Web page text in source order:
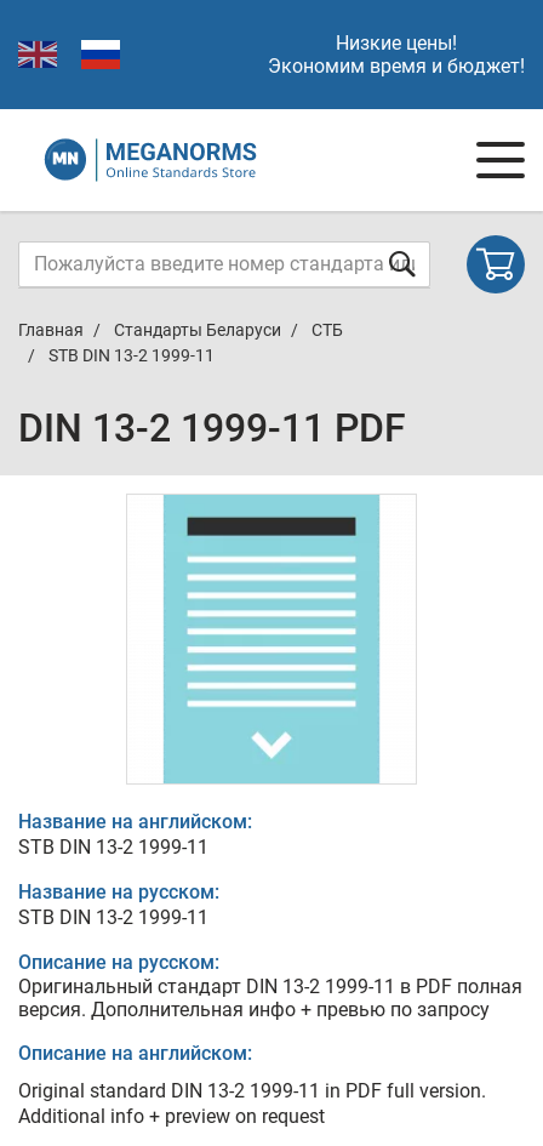
Низкие цены!
Экономим время и бюджет!
Главная Стандарты Беларуси
СТБ
STB DIN 13-2 1999-11
DIN 13-2 1999-11 PDF
Название на английском:
STB DIN 13-2 1999-11
Название на русском:
STB DIN 13-2 1999-11
Описание на русском:
Оригинальный стандарт DIN 13-2 1999-11 в PDF полная
версия. Дополнительная инфо + превью по запросу
Описание на английском:
Original standard DIN 13-2 1999-11 in PDF full version.
Additional info + preview on request